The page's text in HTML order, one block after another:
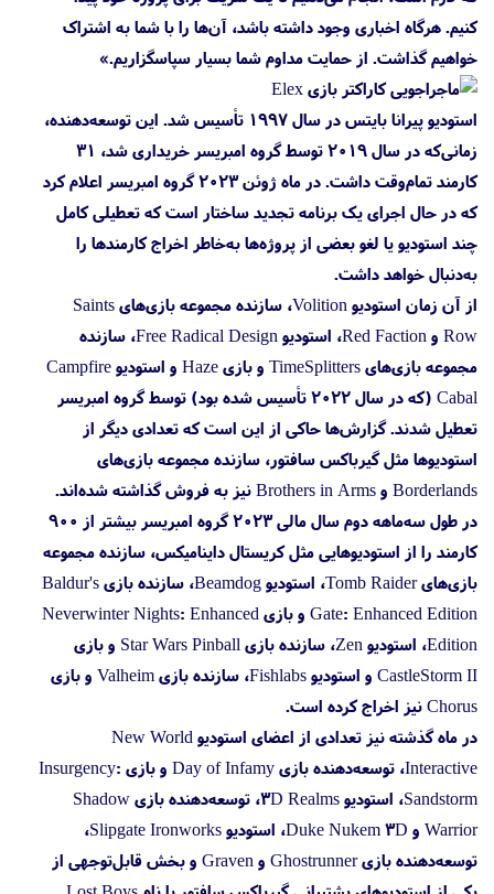
کنیم. هرگاه اخباری وجود داشته باشد، آن‌ها را با شما به اشتراک
خواهیم گذاشت. از حمایت مداوم شما بسیار سپاسگزاریم.»
استودیو پیرانا بایتس در سال ۱۹۹۷ تأسیس شد. این توسعه‌دهنده،
زمانی‌که در سال ۲۰۱۹ توسط گروه امبریسر خریداری شد، ۳۱
کارمند تمام‌وقت داشت. در ماه ژوئن ۲۰۲۳ گروه امبریسر اعلام کرد
که در حال اجرای یک برنامه تجدید ساختار است که تعطیلی کامل
چند استودیو یا لغو بعضی از پروژه‌ها به‌خاطر اخراج کارمندها را
به‌دنبال خواهد داشت.
از آن زمان استودیو Volition، سازنده مجموعه بازی‌های Saints
Row و Red Faction، استودیو Free Radical Design، سازنده
مجموعه بازی‌های TimeSplitters و بازی Haze و استودیو Campfire
Cabal (که در سال ۲۰۲۲ تأسیس شده بود) توسط گروه امبریسر
تعطیل شدند. گزارش‌ها حاکی از این است که تعدادی دیگر از
استودیوها مثل گیرباکس سافتور، سازنده مجموعه بازی‌های
Borderlands و Brothers in Arms نیز به فروش گذاشته شده‌اند.
در طول سه‌ماهه دوم سال مالی ۲۰۲۳ گروه امبریسر بیشتر از ۹۰۰
کارمند را از استودیوهایی مثل کریستال داینامیکس، سازنده مجموعه
بازی‌های Tomb Raider، استودیو Beamdog، سازنده بازی Baldur's
Gate: Enhanced Edition و بازی Neverwinter Nights: Enhanced
Edition، استودیو Zen، سازنده بازی Star Wars Pinball و بازی
CastleStorm II و استودیو Fishlabs، سازنده بازی Valheim و بازی
Chorus نیز اخراج کرده است.
در ماه گذشته نیز تعدادی از اعضای استودیو New World
Interactive، توسعه‌دهنده بازی Day of Infamy و بازی Insurgency:
Sandstorm، استودیو 3D Realms، توسعه‌دهنده بازی Shadow
Warrior و Duke Nukem 3D، استودیو Slipgate Ironworks،
توسعه‌دهنده بازی Ghostrunner و Graven و بخش قابل‌توجهی از